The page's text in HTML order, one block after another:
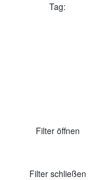
Tag:
Filter öffnen
Filter schließen